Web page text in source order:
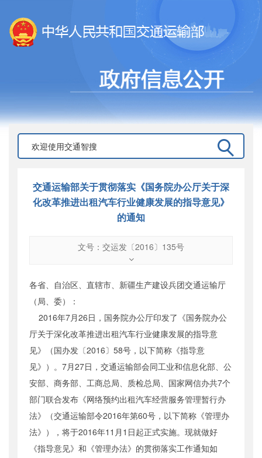
交通运输部关于贯彻落实《国务院办公厅关于深
化改革推进出租汽车行业健康发展的指导意见》
的通知
文号：交运发〔2016〕135号
交运发〔2016〕135号
公开日期：2016年08月04日
主题词
机构分类：运输服务司
主题分类：其他政策性文件
公文类型 ：部文件
各省、自治区、直辖市、新疆生产建设兵团交通运输厅
（局、委）：
2016年7月26日，国务院办公厅印发了《国务院办公
厅关于深化改革推进出租汽车行业健康发展的指导意
见》（国办发〔2016〕58号，以下简称《指导意
见》）。7月27日，交通运输部会同工业和信息化部、公
安部、商务部、工商总局、质检总局、国家网信办共7个
部门联合发布《网络预约出租汽车经营服务管理暂行办
法》（交通运输部令2016年第60号，以下简称《管理办
法》），将于2016年11月1日起正式实施。现就做好
《指导意见》和《管理办法》的贯彻落实工作通知如